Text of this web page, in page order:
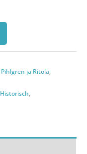
Pihlgren ja Ritola,
Historisch,